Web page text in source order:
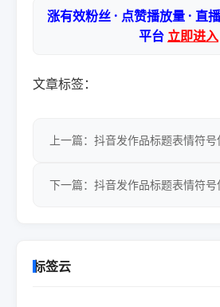
涨有效粉丝 · 点赞播放量 · 直
平台立即进入
文章标签：
上一篇：抖音发作品标题表情符号
下一篇：抖音发作品标题表情符号
标签云